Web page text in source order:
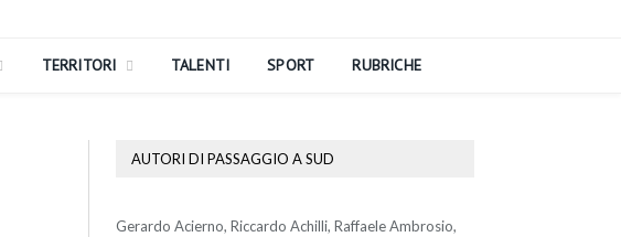
TERRITORI TALENTI SPORT RUBRICHE
AUTORI DI PASSAGGIO A SUD
Gerardo Acierno, Riccardo Achilli, Raffaele Ambrosio,